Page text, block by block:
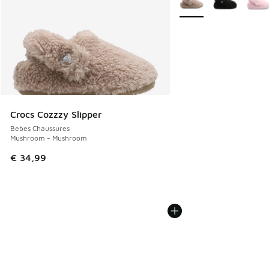
Crocs Cozzzy Slipper
Bebes Chaussures
Mushroom - Mushroom
€ 34,99